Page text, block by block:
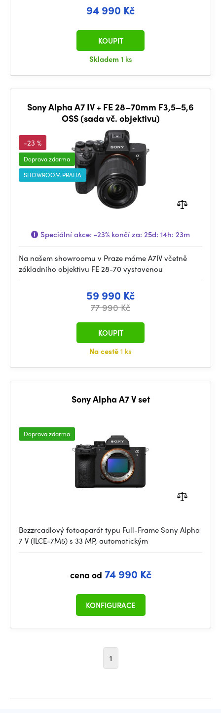
94 990 Kč
Skladem1 ks
KOUPIT
Sony Alpha A7 IV + FE 28–70mm F3,5–5,6
OSS (sada vč. objektivu)
-23 %
Doprava zdarma
SHOWROOM PRAHA
Speciální akce: -23% končí za: 25d: 14h: 23m
Na našem showroomu v Praze máme A7IV včetně
základního objektivu FE 28-70 vystavenou
59 990 Kč
77 990 Kč
Na cestě1 ks
KOUPIT
Sony Alpha A7 V set
Doprava zdarma
Bezzrcadlový fotoaparát typu Full-Frame Sony Alpha
7 V (ILCE-7M5) s 33 MP, automatickým
cena od 74 990 Kč
KONFIGURACE
1